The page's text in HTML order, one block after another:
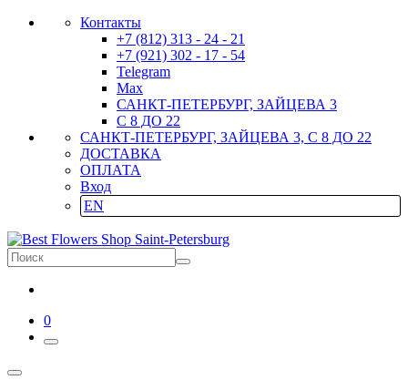
Контакты
+7 (812) 313 - 24 - 21
+7 (921) 302 - 17 - 54
Telegram
Max
САНКТ-ПЕТЕРБУРГ, ЗАЙЦЕВА 3
С 8 ДО 22
САНКТ-ПЕТЕРБУРГ, ЗАЙЦЕВА 3, С 8 ДО 22
ДОСТАВКА
ОПЛАТА
Вход
EN
0